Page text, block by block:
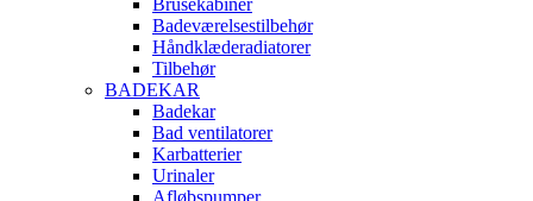
Brusekabiner
Badeværelsestilbehør
Håndklæderadiatorer
Tilbehør
BADEKAR
Badekar
Bad ventilatorer
Karbatterier
Urinaler
Afløbspumper